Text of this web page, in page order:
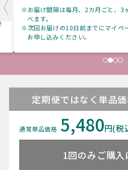
選
を
（通常単品価格＋送料の購入
※定期便は2回目以降、毎回レフ
込）でお届けします。
定期便ではなく単品
通常単品価格 5,480円(税
1回のみご購入